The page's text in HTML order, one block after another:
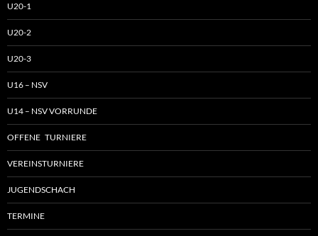
U20-1
U20-2
U20-3
U16 – NSV
U14 – NSV VORRUNDE
OFFENE TURNIERE
VEREINSTURNIERE
JUGENDSCHACH
TERMINE